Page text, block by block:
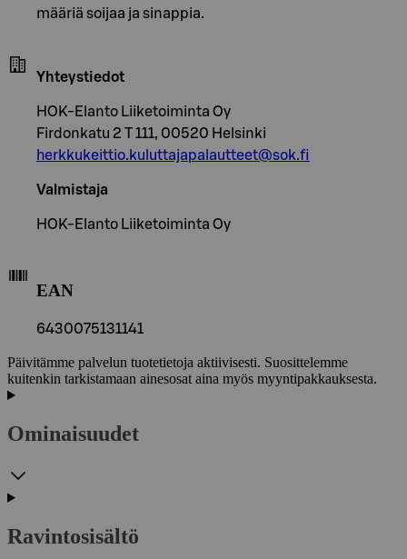
määriä soijaa ja sinappia.
Yhteystiedot
HOK-Elanto Liiketoiminta Oy
Firdonkatu 2 T 111, 00520 Helsinki
herkkukeittio.kuluttajapalautteet@sok.fi
Valmistaja
HOK-Elanto Liiketoiminta Oy
EAN
6430075131141
Päivitämme palvelun tuotetietoja aktiivisesti. Suosittelemme
kuitenkin tarkistamaan ainesosat aina myös myyntipakkauksesta.
Ominaisuudet
Ravintosisältö